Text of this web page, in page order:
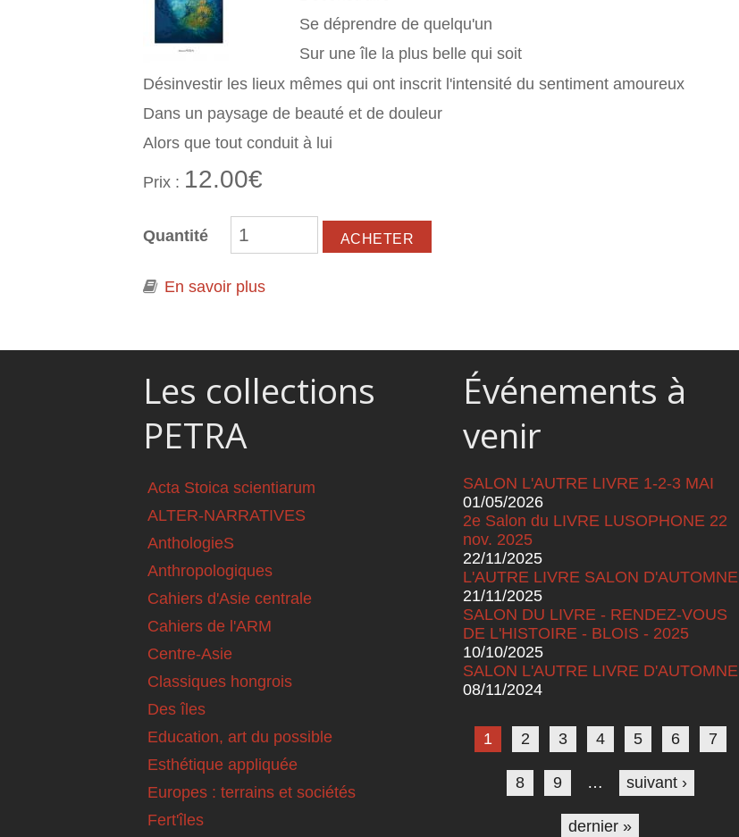
Se déprendre de quelqu'un
Sur une île la plus belle qui soit
Désinvestir les lieux mêmes qui ont inscrit l'intensité du sentiment amoureux
Dans un paysage de beauté et de douleur
Alors que tout conduit à lui
Prix : 12.00€
Quantité
En savoir plus
Les collections
PETRA
Acta Stoica scientiarum
ALTER-NARRATIVES
AnthologieS
Anthropologiques
Cahiers d'Asie centrale
Cahiers de l'ARM
Centre-Asie
Classiques hongrois
Des îles
Education, art du possible
Esthétique appliquée
Europes : terrains et sociétés
Fert'îles
Événements à
venir
SALON L'AUTRE LIVRE 1-2-3 MAI
01/05/2026
2e Salon du LIVRE LUSOPHONE 22
nov. 2025
22/11/2025
L'AUTRE LIVRE SALON D'AUTOMNE
21/11/2025
SALON DU LIVRE - RENDEZ-VOUS
DE L'HISTOIRE - BLOIS - 2025
10/10/2025
SALON L'AUTRE LIVRE D'AUTOMNE
08/11/2024
Pages
1 2 3 4 5 6 7
8 9 … suivant ›
dernier »